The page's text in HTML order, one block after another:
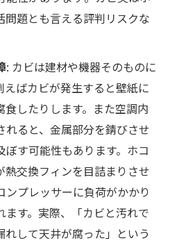
題とも言える評判リスクな
: カビは建材や機器そのものに
ばカビが発生すると壁紙に
したりします。また空調内
ると、金属部分を錆びさせ
す可能性もあります。ホコ
熱交換フィンを目詰まりさせ
プレッサーに負荷がかかり
す。実際、「カビと汚れで
して天井が腐った」という